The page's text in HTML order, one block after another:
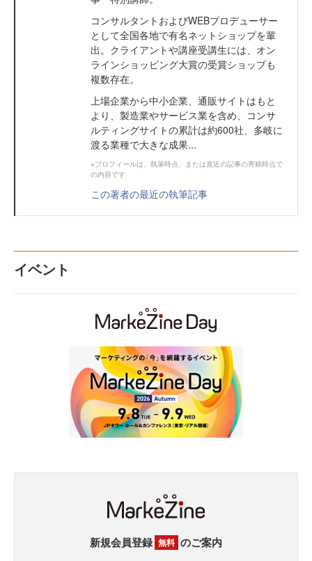
コンサルタントおよびWEBプロデューサー
として全国各地で有名ネットショップを輩
出。クライアントや講座受講生には、オン
ラインショッピング大賞の受賞ショップも
複数存在。
上場企業から中小企業、通販サイトはもと
より、製造業やサービス業を含め、コンサ
ルティングサイトの累計は約600社、多岐に
渡る業種で大きな成果...
※プロフィールは、執筆時点、または直近の記事の寄稿時点で
の内容です
この著者の最近の執筆記事
イベント
新規会員登録 無料 のご案内